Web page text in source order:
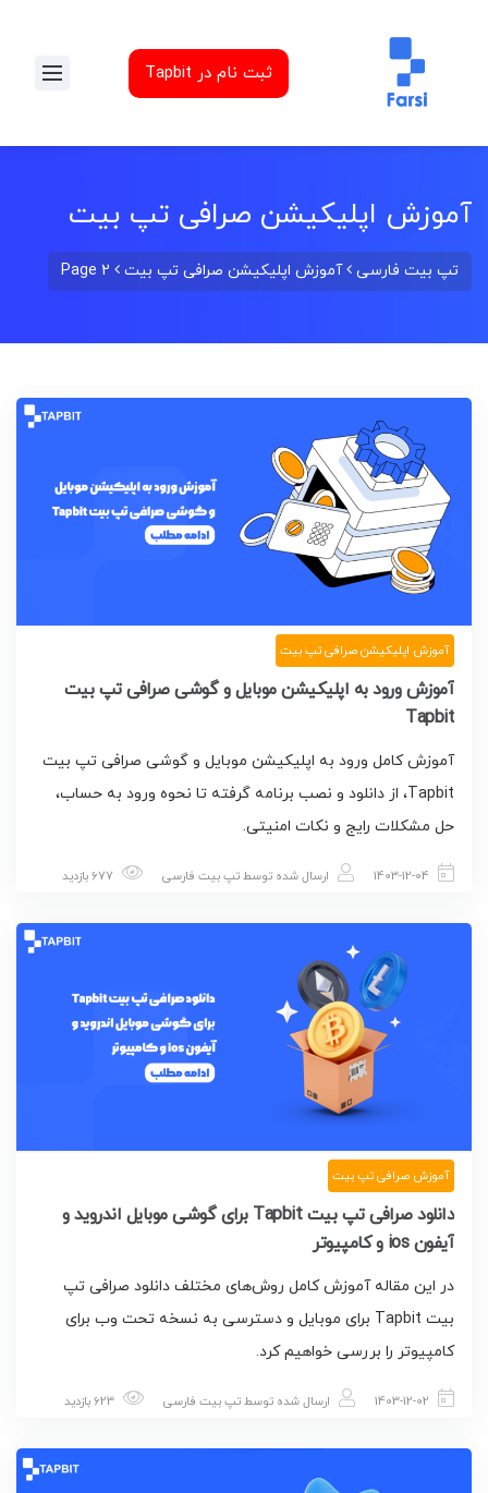
ثبت نام در Tapbit
آموزش اپلیکیشن صرافی تپ بیت
تپ بیت فارسی آموزش اپلیکیشن صرافی تپ بیت Page 2
آموزش اپلیکیشن صرافی تپ بیت
آموزش ورود به اپلیکیشن موبایل و گوشی صرافی تپ بیت
Tapbit
آموزش کامل ورود به اپلیکیشن موبایل و گوشی صرافی تپ بیت
Tapbit، از دانلود و نصب برنامه گرفته تا نحوه ورود به حساب،
حل مشکلات رایج و نکات امنیتی.
1403-12-04 ارسال شده توسطتپ بیت فارسی
آموزش صرافی تپ بیت
دانلود صرافی تپ بیت Tapbit برای گوشی موبایل اندروید و
آیفون ios و کامپیوتر
در این مقاله آموزش کامل روش‌های مختلف دانلود صرافی تپ
بیت Tapbit برای موبایل و دسترسی به نسخه تحت وب برای
کامپیوتر را بررسی خواهیم کرد.
1403-12-02 ارسال شده توسطتپ بیت فارسی